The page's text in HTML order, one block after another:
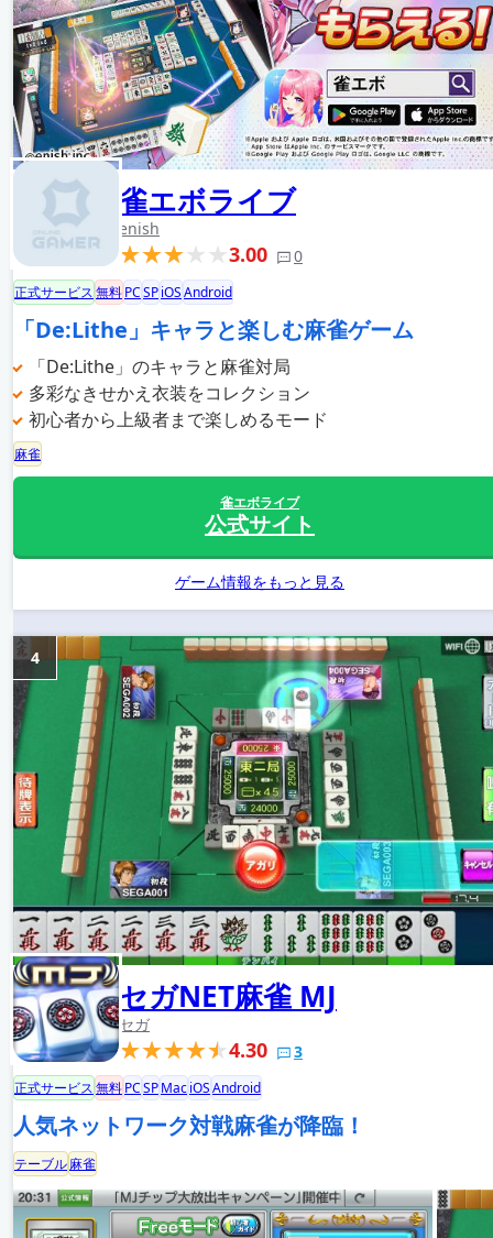
雀エボライブ
enish
3.00 0
正式サービス無料PCSPiOSAndroid
「De:Lithe」キャラと楽しむ麻雀ゲーム
「De:Lithe」のキャラと麻雀対局
多彩なきせかえ衣装をコレクション
初心者から上級者まで楽しめるモード
麻雀
雀エボライブ
公式サイト
ゲーム情報をもっと見る
セガNET麻雀 MJ
セガ
4.30 3
4
正式サービス無料PCSPMaciOSAndroid
人気ネットワーク対戦麻雀が降臨！
テーブル麻雀